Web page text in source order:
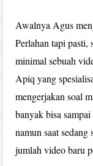
Awalnya Agus
Perlahan tapi
minimal sebuah
Apiq yang
mengerjakan soal
banyak bisa
namun saat
jumlah video baru